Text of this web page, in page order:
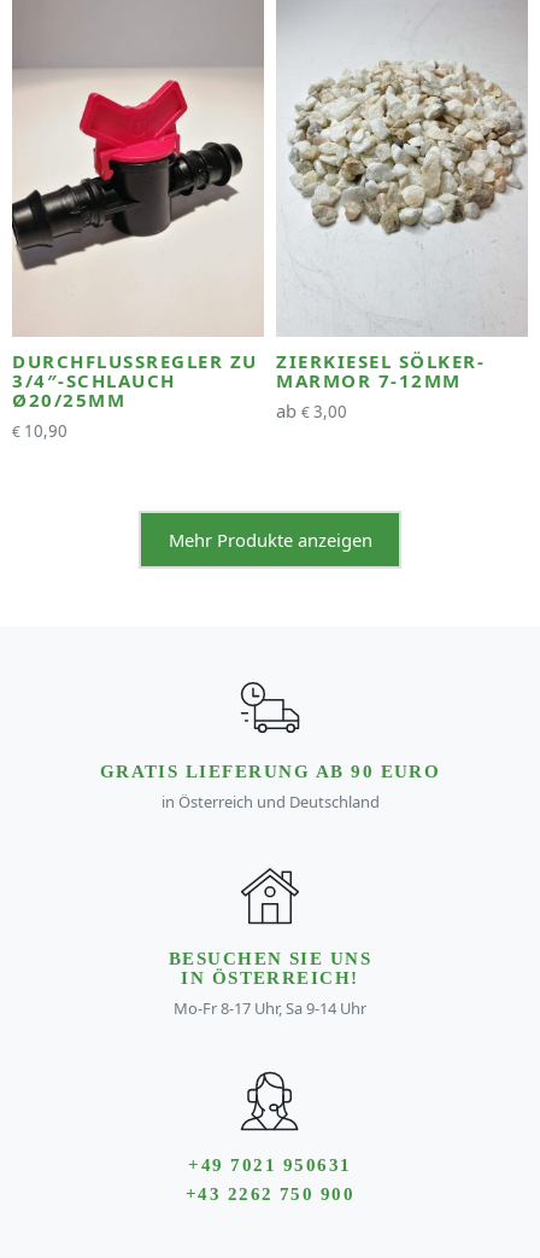
DURCHFLUSSREGLER ZU
3/4″-SCHLAUCH
Ø20/25MM
€ 10,90
ZIERKIESEL SÖLKER-
MARMOR 7-12MM
ab €3,00
Mehr Produkte anzeigen
GRATIS LIEFERUNG AB 90 EURO
in Österreich und Deutschland
BESUCHEN SIE UNS
IN ÖSTERREICH!
Mo-Fr 8-17 Uhr, Sa 9-14 Uhr
+49 7021 950631
+43 2262 750 900